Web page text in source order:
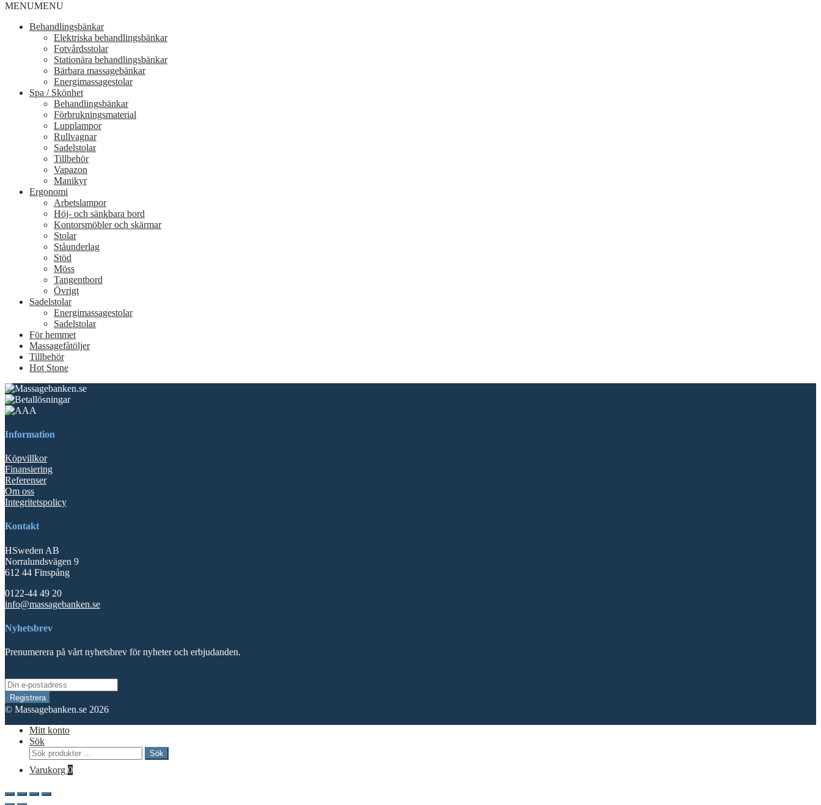
MENUMENU
Behandlingsbänkar
Elektriska behandlingsbänkar
Fotvårdsstolar
Stationära behandlingsbänkar
Bärbara massagebänkar
Energimassagestolar
Spa / Skönhet
Behandlingsbänkar
Förbrukningsmaterial
Lupplampor
Rullvagnar
Sadelstolar
Tillbehör
Vapazon
Manikyr
Ergonomi
Arbetslampor
Höj- och sänkbara bord
Kontorsmöbler och skärmar
Stolar
Ståunderlag
Stöd
Möss
Tangentbord
Övrigt
Sadelstolar
Energimassagestolar
Sadelstolar
För hemmet
Massagefåtöljer
Tillbehör
Hot Stone
Information
Köpvillkor
Finansiering
Referenser
Om oss
Integritetspolicy
Kontakt
HSweden AB
Norralundsvägen 9
612 44 Finspång
0122-44 49 20
info@massagebanken.se
Nyhetsbrev
Prenumerera på vårt nyhetsbrev för nyheter och erbjudanden.
© Massagebanken.se 2026
Mitt konto
Sök
Sök
efter:
Sök
Varukorg 0